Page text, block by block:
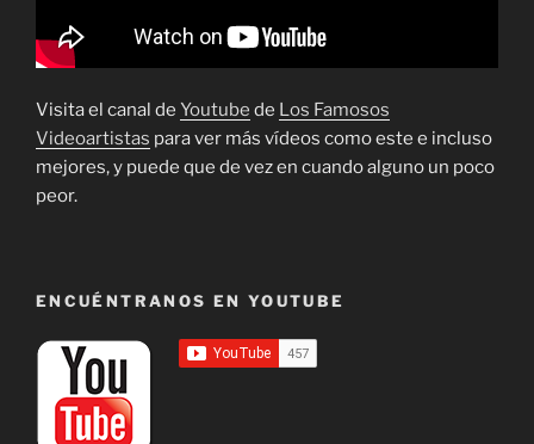
Visita el canal de Youtube de Los Famosos
Videoartistas para ver más vídeos como este e incluso
mejores, y puede que de vez en cuando alguno un poco
peor.
ENCUÉNTRANOS EN YOUTUBE